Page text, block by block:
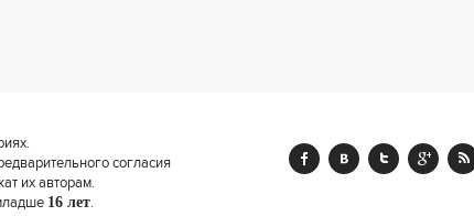
согласия
их авторам.
16 лет.